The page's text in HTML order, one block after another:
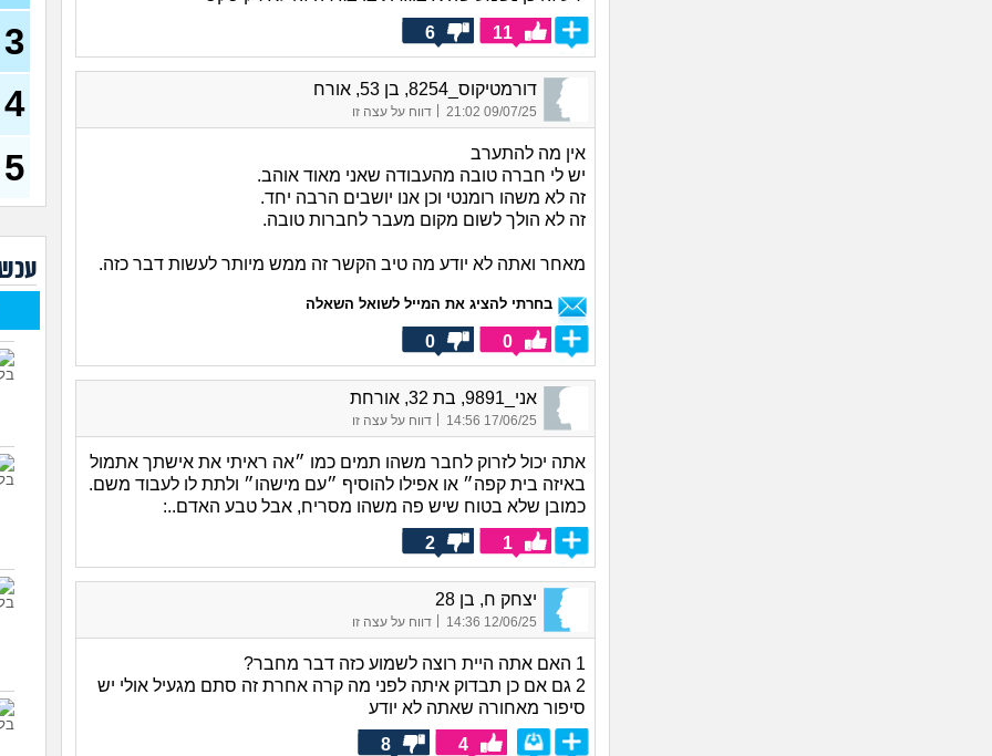
11
6
דורמטיקוס_8254, בן 53, אורח
09/07/25 21:02
| דווח על עצה זו
אין מה להתערב
יש לי חברה טובה מהעבודה שאני מאוד אוהב.
זה לא משהו רומנטי וכן אנו יושבים הרבה יחד.
זה לא הולך לשום מקום מעבר לחברות טובה.
מאחר ואתה לא יודע מה טיב הקשר זה ממש מיותר לעשות דבר כזה.
בחרתי להציג את המייל לשואל השאלה
0
0
אני_9891, בת 32, אורחת
17/06/25 14:56
| דווח על עצה זו
אתה יכול לזרוק לחבר משהו תמים כמו ״אה ראיתי את אישתך אתמול
באיזה בית קפה״ או אפילו להוסיף ״עם מישהו״ ולתת לו לעבוד משם.
כמובן שלא בטוח שיש פה משהו מסריח, אבל טבע האדם..:
1
2
יצחק ח, בן 28
12/06/25 14:36 דווח על עצה זו
1 האם אתה היית רוצה לשמוע כזה דבר מחבר?
2 גם אם כן תבדוק איתה לפני מה קרה אחרת זה סתם מגעיל אולי יש
סיפור מאחורה שאתה לא יודע
4
8
בת 22)
23)
24)
3
4
5